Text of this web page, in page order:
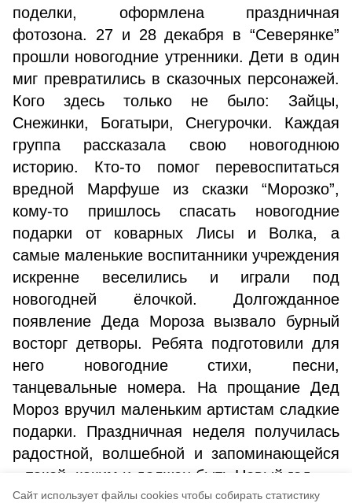
Cайт использует файлы cookies чтобы собирать статистику
поделки, оформлена праздничная
фотозона. 27 и 28 декабря в “Северянке”
прошли новогодние утренники. Дети в один
миг превратились в сказочных персонажей.
Кого здесь только не было: Зайцы,
Снежинки, Богатыри, Снегурочки. Каждая
группа рассказала свою новогоднюю
историю. Кто-то помог перевоспитаться
вредной Марфуше из сказки “Морозко”,
кому-то пришлось спасать новогодние
подарки от коварных Лисы и Волка, а
самые маленькие воспитанники учреждения
искренне веселились и играли под
новогодней ёлочкой. Долгожданное
появление Деда Мороза вызвало бурный
восторг детворы. Ребята подготовили для
него новогодние стихи, песни,
танцевальные номера. На прощание Дед
Мороз вручил маленьким артистам сладкие
подарки. Праздничная неделя получилась
радостной, волшебной и запоминающейся
– такой, каким и должен быть Новый год.